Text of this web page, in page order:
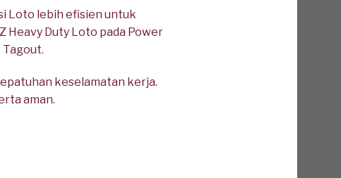
Loto lebih efisien untuk
Heavy Duty Loto pada Power
keselamatan kerja.
aman.